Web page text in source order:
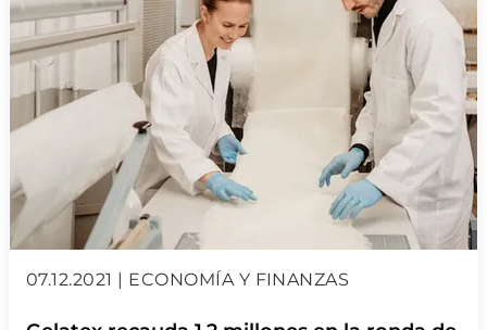
07.12.2021 | ECONOMÍA Y FINANZAS